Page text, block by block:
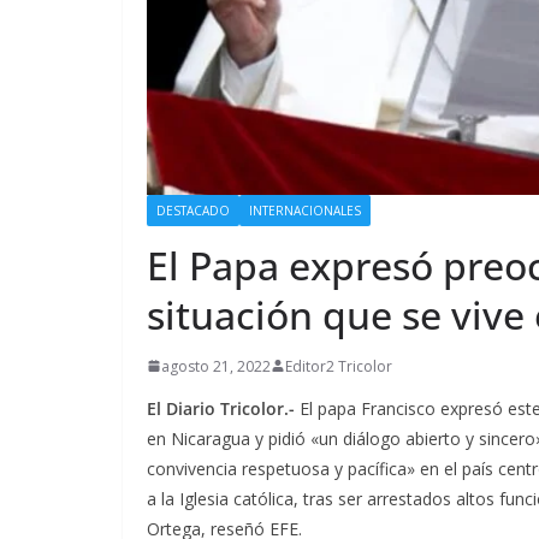
DESTACADO INTERNACIONALES
El Papa expresó
situación que se
agosto 21, 2022 Editor2 Tricolor
El Diario Tricolor.- El papa Francisco expresó
en Nicaragua y pidió «un diálogo abierto y
convivencia respetuosa y pacífica» en el país
a la Iglesia católica, tras ser arrestados altos
Ortega, reseñó EFE.